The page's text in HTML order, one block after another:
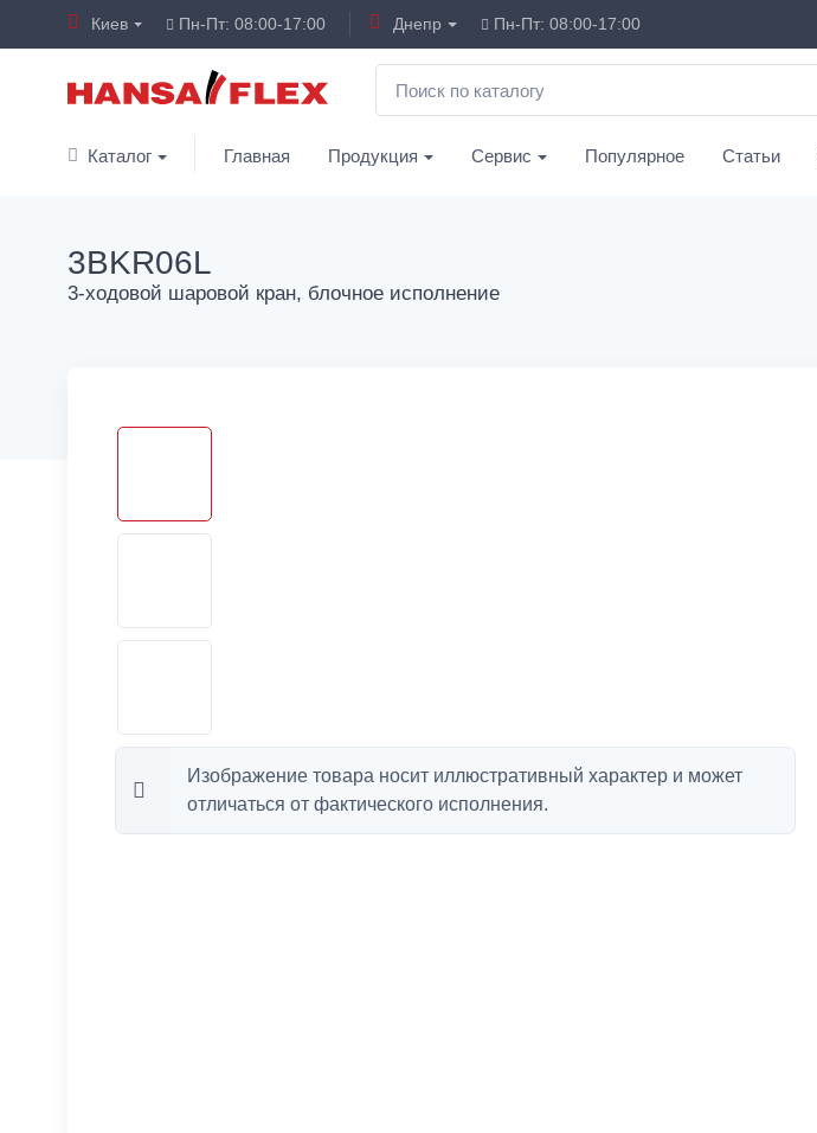
Киев Пн-Пт: 08:00-17:00 Днепр Пн-Пт: 08:00-17:00
Каталог Главная Продукция Сервис Популярное Статьи
3BKR06L
3-ходовой шаровой кран, блочное исполнение
Изображение товара носит иллюстративный характер и может
отличаться от фактического исполнения.